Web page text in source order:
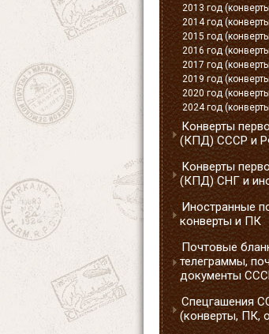
2013 год
2014 год
2015 год
2016 год
2017 год
2019 год
2020 год
2024 год
Конверты
(КПД) СССР и
Конверты
(КПД) СНГ и
Иностранные
конверты и ПК
Почтовые
телеграммы,
документы
Спецгашения
(конверты, ПК,